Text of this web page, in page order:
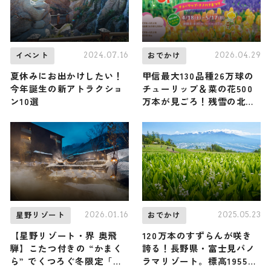
イベント 2024.07.16
夏休みにお出かけしたい！
今年誕生の新アトラクショ
ン10選
おでかけ 2026.04.29
甲信最大130品種26万球の
チューリップ＆菜の花500
万本が見ごろ！残雪の北ア
プスあづみの公園 / 長野県
星野リゾート 2026.01.16
【星野リゾート・界 奥飛
騨】こたつ付きの “かまく
ら” でくつろぐ冬限定「飛
おでかけ 2025.05.23
120万本のすずらんが咲き
誇る！長野県・富士見パノ
ラマリゾート。標高1955ｍ